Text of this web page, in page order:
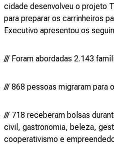
cidade desenvolveu o projeto
para preparar os carrinheiros
Executivo apresentou os
/// Foram abordadas 2.143
/// 868 pessoas migraram para
/// 718 receberam bolsas
civil, gastronomia, beleza,
cooperativismo e